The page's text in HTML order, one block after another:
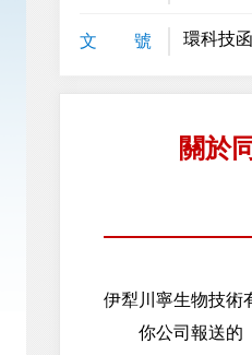
文 號 環科技
關於
伊犁川寧生物技術
你公司報送的《